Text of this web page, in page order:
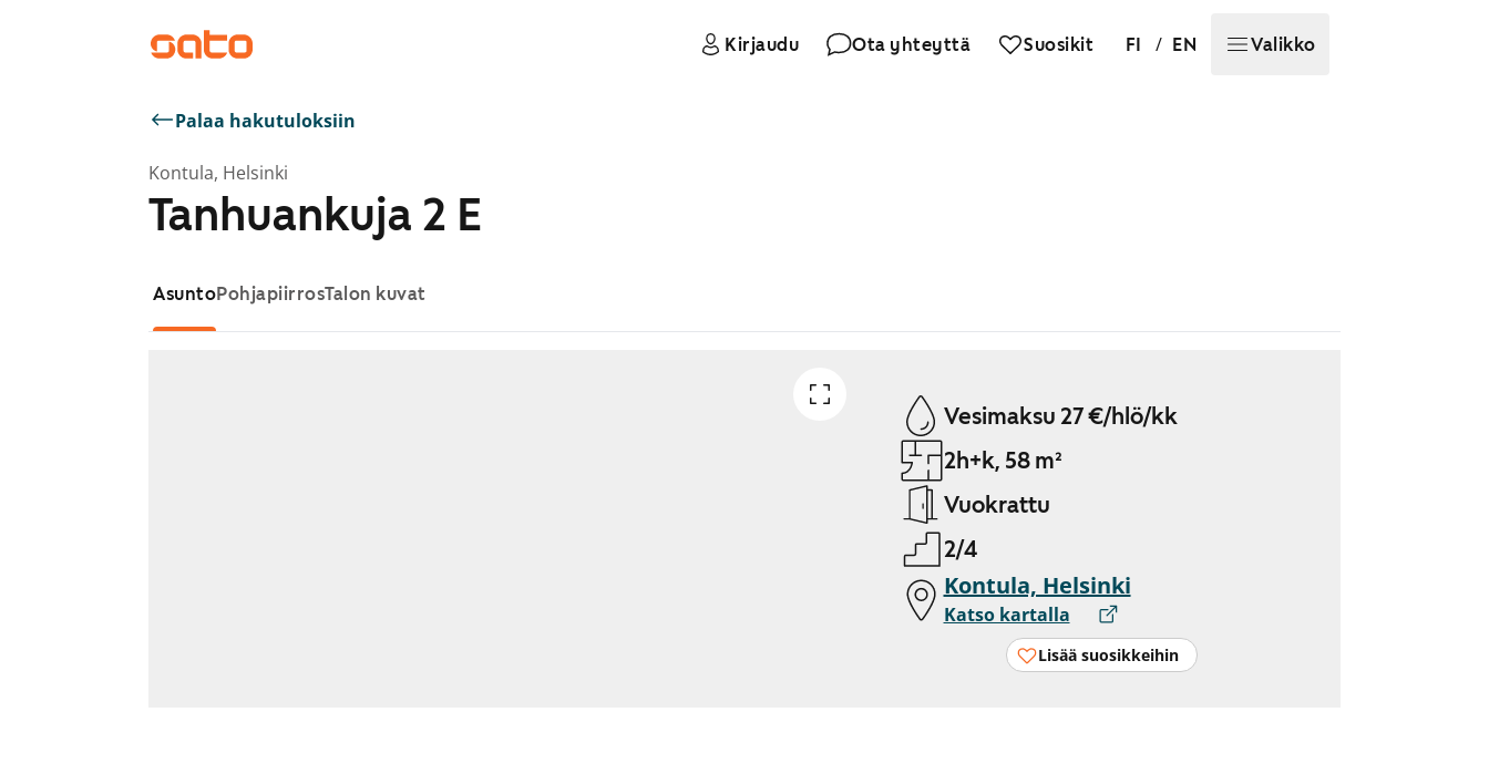
Kirjaudu Ota yhteyttä Suosikit FI / EN Valikko
Palaa hakutuloksiin
Kontula, Helsinki
Tanhuankuja 2 E
AsuntoPohjapiirrosTalon kuvat
Vesimaksu 27 €/hlö/kk
2h+k, 58 m²
Vuokrattu
2/4
Kontula, Helsinki
Katso kartalla
Lisää suosikkeihin